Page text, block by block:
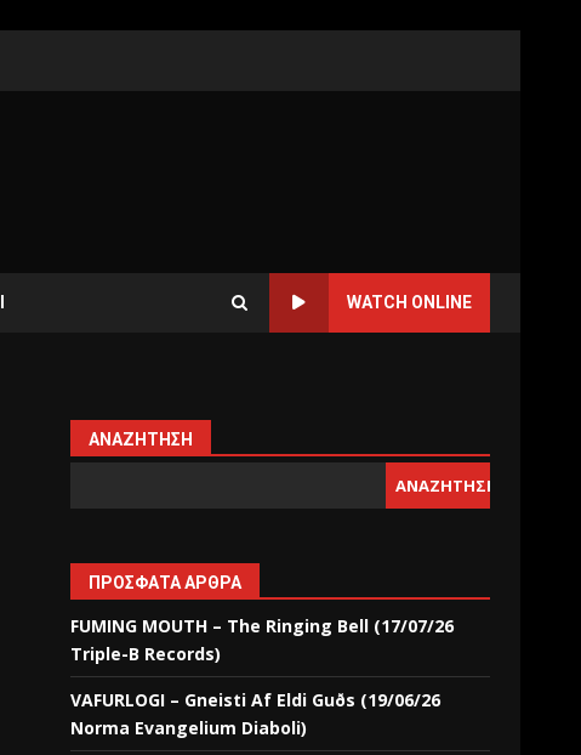
WATCH ONLINE
ΑΝΑΖΉΤΗΣΗ
ΑΝΑΖΉΤΗΣΗ
ΠΡΌΣΦΑΤΑ ΆΡΘΡΑ
FUMING MOUTH – The Ringing Bell (17/07/26
Triple-B Records)
VAFURLOGI – Gneisti Af Eldi Guðs (19/06/26
Norma Evangelium Diaboli)